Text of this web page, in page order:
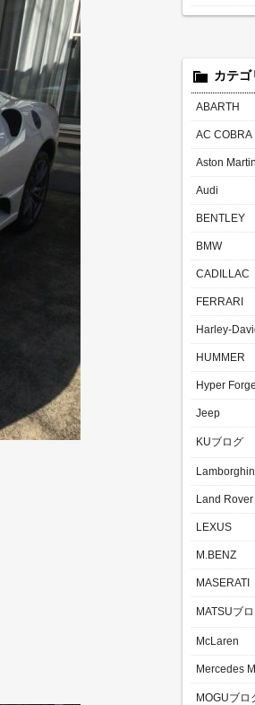
カテゴ
ABARTH
AC COBRA
Aston Martin
Audi
BENTLEY
BMW
CADILLAC
FERRARI
Harley-
HUMMER
Hyper
Jeep
KUブログ
Land Rover
LEXUS
M.BENZ
MASERATI
MATSUブ
McLaren
Mercedes
MOGUブロ